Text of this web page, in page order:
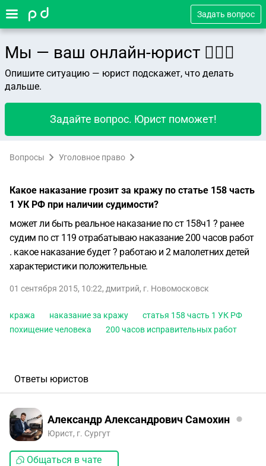
Задать вопрос
Мы — ваш онлайн-юрист 👨🏻‍⚖️
Опишите ситуацию — юрист подскажет, что делать
дальше.
Задайте вопрос. Юрист поможет!
Вопросы Уголовное право
Какое наказание грозит за кражу по статье 158 часть
1 УК РФ при наличии судимости?
может ли быть реальное наказание по ст 158ч1 ? ранее
судим по ст 119 отрабатываю наказание 200 часов работ
. какое наказание будет ? работаю и 2 малолетних детей
характеристики положительные.
01 сентября 2015, 10:22, дмитрий, г. Новомосковск
кража наказание за кражу
статья 158 часть 1 УК РФ
похищение человека
200 часов исправительных работ
Ответы юристов
Александр Александрович Самохин
Юрист, г. Сургут
Общаться в чате